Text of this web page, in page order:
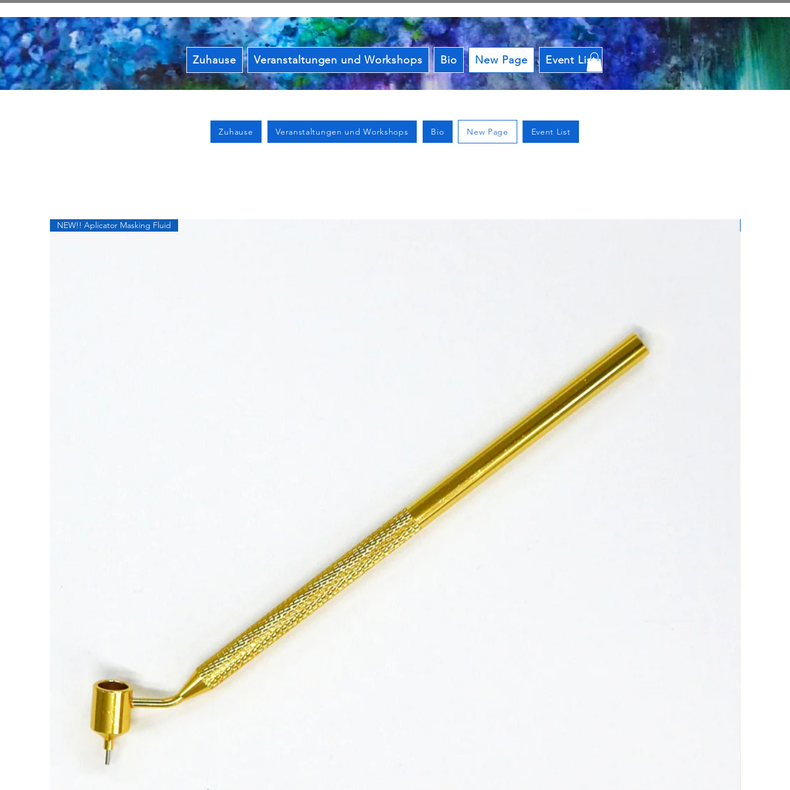
Zuhause Veranstaltungen und Workshops Bio New Page Event List
Zuhause Veranstaltungen und Workshops Bio New Page Event List
NEW!! Aplicator Masking Fluid